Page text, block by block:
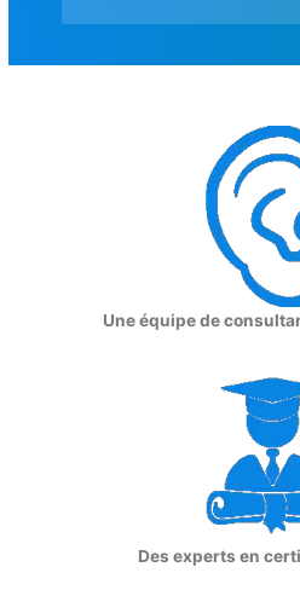
Une équipe de
Des experts en